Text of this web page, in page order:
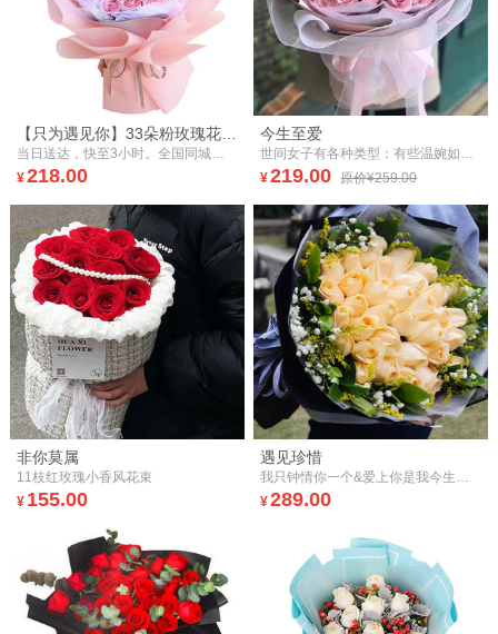
【只为遇见你】33朵粉玫瑰花束鲜花
当日送达，快至3小时。全国同城，鲜花速递。33朵粉玫瑰花束。
¥218.00
今生至爱
世间女子有各种类型：有些温婉如诗，有些独立若兰 有些奔放不羁……你是独一无二的落入凡间的美艳缪斯
¥219.00 原价¥259.00
非你莫属
11枝红玫瑰小香风花束
¥ 155.00
遇见珍惜
¥289.00